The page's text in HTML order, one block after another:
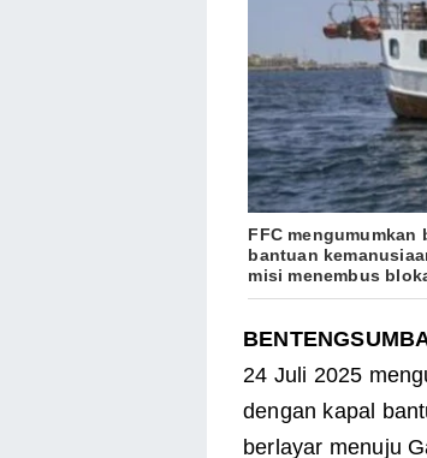
FFC
bantuan
misi menembus
24 Juli 2025
dengan kapal
berlayar menuju